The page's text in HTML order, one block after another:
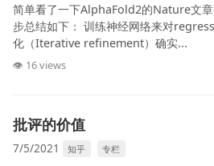
简单看了一下AlphaFold2的Nature文
步总结如下： 训练神经网络来对
化（Iterative refinement）确实...
👁 16 views
批评的价值
7/5/2021 知乎 专栏